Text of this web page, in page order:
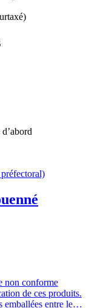
non conforme
de ces produits.
emballées entre le…